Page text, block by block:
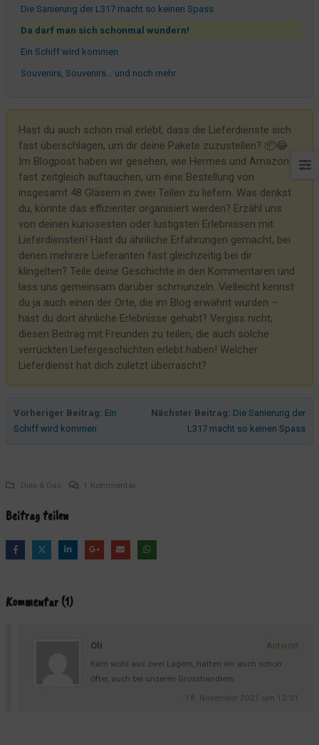
Die Sanierung der L317 macht so keinen Spass
Da darf man sich schonmal wundern!
Ein Schiff wird kommen
Souvenirs, Souvenirs... und noch mehr
Hast du auch schon mal erlebt, dass die Lieferdienste sich
fast überschlagen, um dir deine Pakete zuzustellen? 📦😂
Im Blogpost haben wir gesehen, wie Hermes und Amazon
fast zeitgleich auftauchen, um eine Bestellung von
insgesamt 48 Gläsern in zwei Teilen zu liefern. Was denkst
du, könnte das effizienter organisiert werden? Erzähl uns
von deinen kuriosesten oder lustigsten Erlebnissen mit
Lieferdiensten! Hast du ähnliche Erfahrungen gemacht, bei
denen mehrere Lieferanten fast gleichzeitig bei dir
klingelten? Teile deine Geschichte in den Kommentaren und
lass uns gemeinsam darüber schmunzeln. Vielleicht kennst
du ja auch einen der Orte, die im Blog erwähnt wurden –
hast du dort ähnliche Erlebnisse gehabt? Vergiss nicht,
diesen Beitrag mit Freunden zu teilen, die auch solche
verrückten Liefergeschichten erlebt haben! Welcher
Lieferdienst hat dich zuletzt überrascht?
Vorheriger Beitrag: Ein
Schiff wird kommen
Nächster Beitrag: Die Sanierung der
L317 macht so keinen Spass
Dies & Das 1 Kommentar
Beitrag teilen
Kommentar (1)
Oli Antwort
Kam wohl aus zwei Lagern, hatten wir auch schon
öfter, auch bei unseren Grosshändlern
18. November 2021 um 12:31